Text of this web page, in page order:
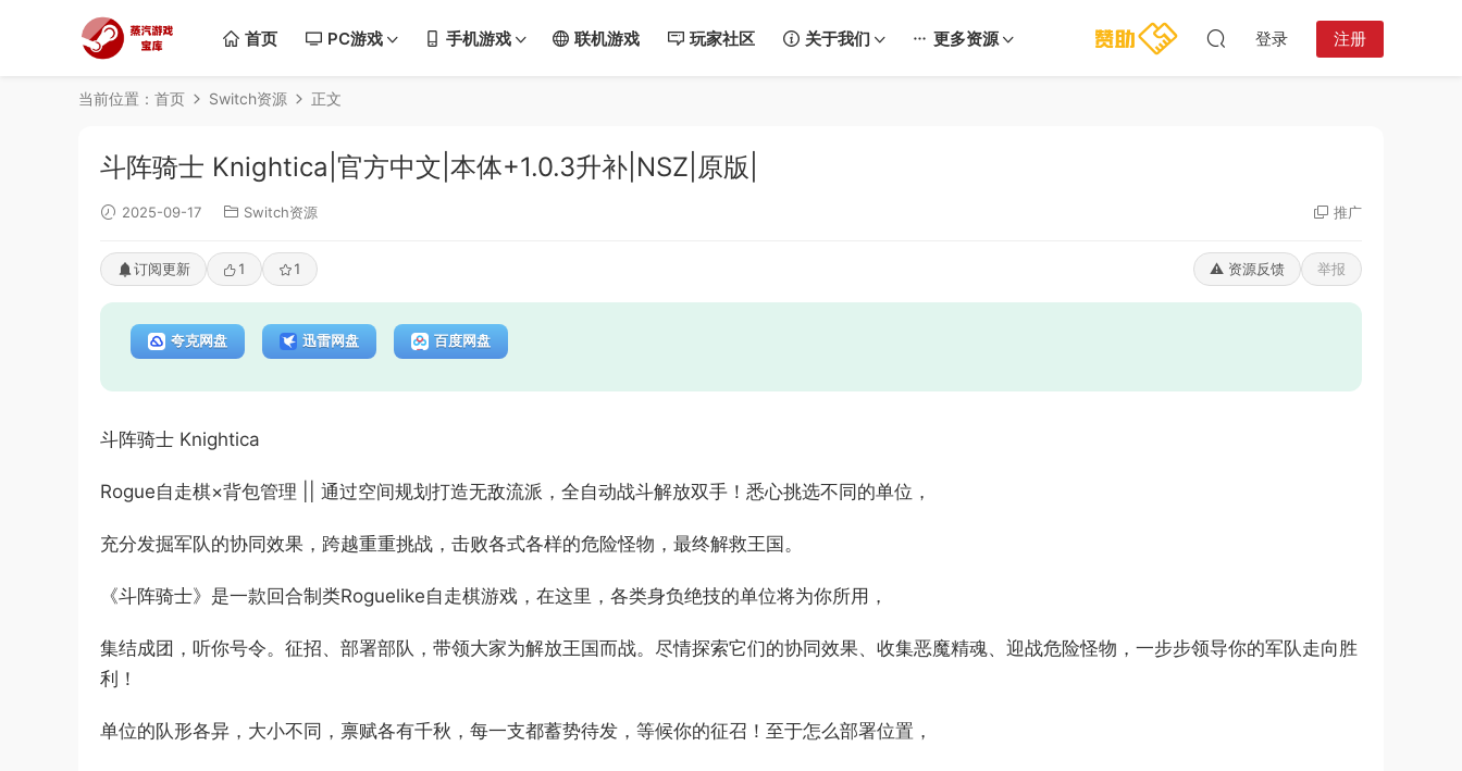
首页 PC游戏 手机游戏 联机游戏 玩家社区 关于我们 更多资源 登录 注册
当前位置： 首页 Switch资源 正文
斗阵骑士 Knightica|官方中文|本体+1.0.3升补|NSZ|原版|
2025-09-17 Switch资源 推广
订阅更新 1 1 ⚠️ 资源反馈 举报
夸克网盘 迅雷网盘 百度网盘
斗阵骑士 Knightica
Rogue自走棋×背包管理 || 通过空间规划打造无敌流派，全自动战斗解放双手！悉心挑选不同的单位，
充分发掘军队的协同效果，跨越重重挑战，击败各式各样的危险怪物，最终解救王国。
《斗阵骑士》是一款回合制类Roguelike自走棋游戏，在这里，各类身负绝技的单位将为你所用，
集结成团，听你号令。征招、部署部队，带领大家为解放王国而战。尽情探索它们的协同效果、收集恶魔精魂、迎战危险怪物，一步步领导你的军队走向胜
利！
单位的队形各异，大小不同，禀赋各有千秋，每一支都蓄势待发，等候你的征召！至于怎么部署位置，